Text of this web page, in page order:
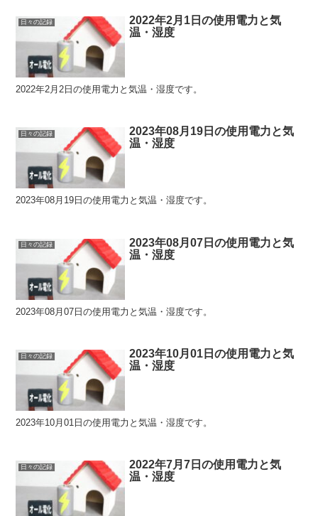
日々の記録
2022年2月1日の使用電力と気
温・湿度
2022年2月2日の使用電力と気温・湿度です。
日々の記録
2023年08月19日の使用電力と気
温・湿度
2023年08月19日の使用電力と気温・湿度です。
日々の記録
2023年08月07日の使用電力と気
温・湿度
2023年08月07日の使用電力と気温・湿度です。
日々の記録
2023年10月01日の使用電力と気
温・湿度
2023年10月01日の使用電力と気温・湿度です。
日々の記録
2022年7月7日の使用電力と気
温・湿度